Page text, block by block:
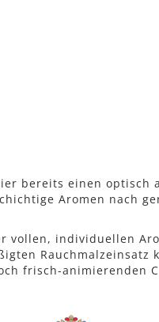
bereits einen optisch
Aromen nach
vollen, individuellen
frisch-animierenden